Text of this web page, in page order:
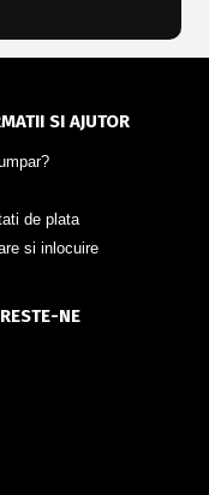
SI AJUTOR
de plata
si inlocuire
NE